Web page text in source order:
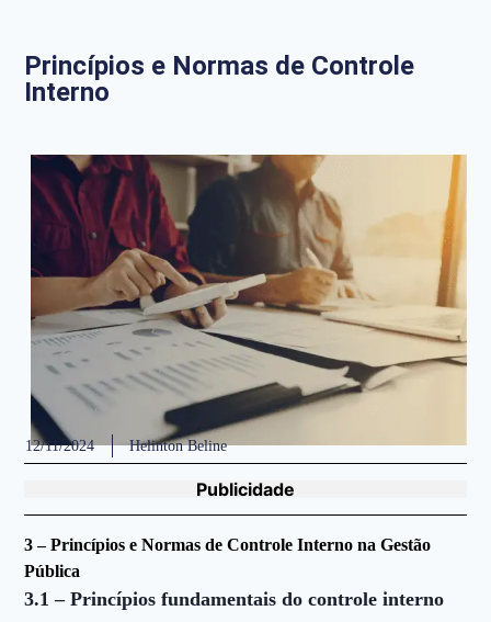
Princípios e Normas de Controle
Interno
12/11/2024 Helinton Beline
Publicidade
3 – Princípios e Normas de Controle Interno na Gestão
Pública
3.1 – Princípios fundamentais do controle interno